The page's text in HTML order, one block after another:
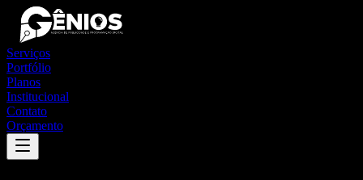
Serviços
Portfólio
Planos
Institucional
Contato
Orçamento